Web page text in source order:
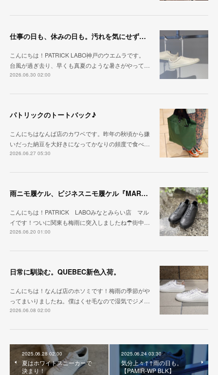
仕事の日も、休みの日も。汚れを気にせず毎日履ける『PUNCH-WP_WHT』
こんにちは！PATRICK LABO神戸のウエムラです。
台風が過ぎ去り、早くも真夏のような暑さがやって…
2026.06.30 02:00
パトリックのトートバック♪
こんにちはなんば店のカワベです。昨年の秋頃から嫌
いだった納豆を大好きになってかなりの頻度で食べ…
2026.06.27 05:30
雨ニモ履ケル、ビジネスニモ履ケル『MARARAIN BLK』
こんにちは！PATRICK LABOみなとみらい店 マル
イです！ついに関東も梅雨に突入しましたね☂街中…
2026.06.20 01:00
日常に馴染む。QUEBEC新色入荷。
こんにちは！なんば店のホソミです！梅雨の季節がや
ってまいりましたね。僕はくせ毛なので湿気でジメ…
2026.06.08 02:00
2025.06.28 02:00
夏はホワイトスニーカーで
決まり！
2025.06.24 03:30
気分上々↑↑雨の日も。
【PAMIR-WP BLK】